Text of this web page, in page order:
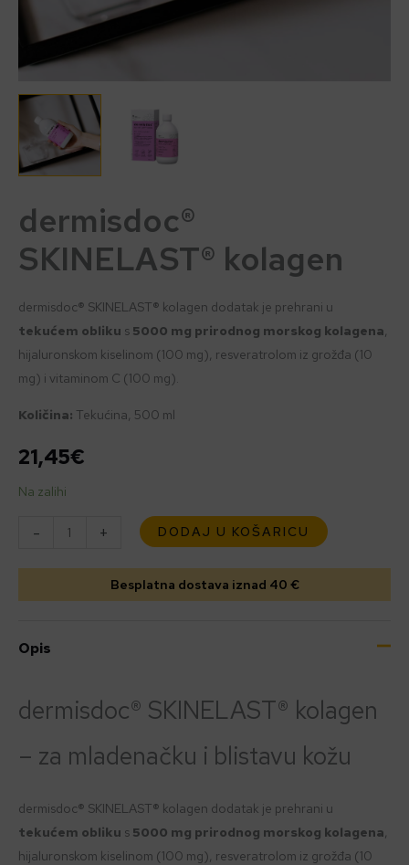
dermisdoc®
SKINELAST® kolagen
dermisdoc® SKINELAST® kolagen dodatak je prehrani u
tekućem obliku s 5000 mg prirodnog morskog kolagena,
hijaluronskom kiselinom (100 mg), resveratrolom iz grožđa (10
mg) i vitaminom C (100 mg).
Količina: Tekućina, 500 ml
21,45€
Na zalihi
- + DODAJ U KOŠARICU
Besplatna dostava iznad 40 €
Opis
dermisdoc® SKINELAST® kolagen
– za mladenačku i blistavu kožu
dermisdoc® SKINELAST® kolagen dodatak je prehrani u
tekućem obliku s 5000 mg prirodnog morskog kolagena,
hijaluronskom kiselinom (100 mg), resveratrolom iz grožđa (10